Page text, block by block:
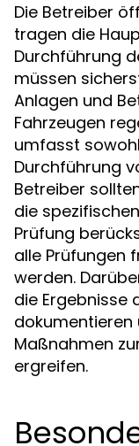
Die Betreiber
tragen die
Durchführung
müssen
Anlagen und
Fahrzeugen
umfasst
Durchführung
Betreiber
die
Prüfung
alle Prüfungen
werden.
die Ergebnisse
dokumentieren
Maßnahmen
ergreifen.